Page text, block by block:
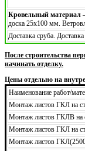
Кровельный материал
доска 25х100 мм.
Доставка сруба.
После строительства
начинать отделку.
Цены отдельно на
Наименование работ/
Монтаж листов ГКЛ на
Монтаж листов ГКЛВ на
Монтаж листов ГКЛ на
Монтаж листов